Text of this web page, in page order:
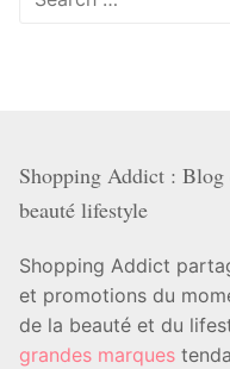
Shopping Addict : Blog
beauté lifestyle
Shopping Addict
et promotions du
de la beauté et du
grandes marques